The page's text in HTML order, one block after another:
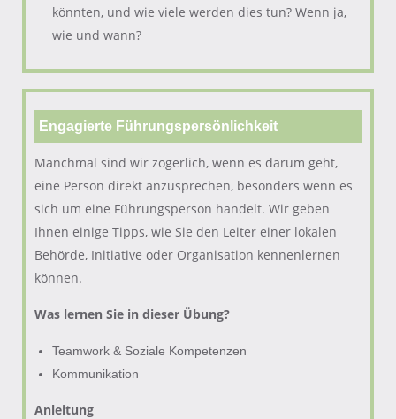
könnten, und wie viele werden dies tun? Wenn ja,
wie und wann?
Engagierte Führungspersönlichkeit
Manchmal sind wir zögerlich, wenn es darum geht,
eine Person direkt anzusprechen, besonders wenn es
sich um eine Führungsperson handelt. Wir geben
Ihnen einige Tipps, wie Sie den Leiter einer lokalen
Behörde, Initiative oder Organisation kennenlernen
können.
Was lernen Sie in dieser Übung?
Teamwork & Soziale Kompetenzen
Kommunikation
Anleitung